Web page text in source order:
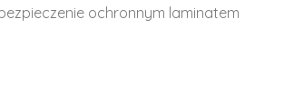
ochronnym laminatem